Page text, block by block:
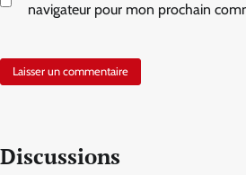
navigateur pour mon prochain
Discussions